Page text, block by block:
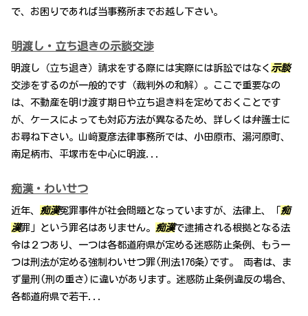
で、お困りであれば当事務所までお越し下さい。
明渡し・立ち退きの示談交渉
明渡し（立ち退き）請求をする際には実際には訴訟ではなく 示談
交渉をするのが一般的です（裁判外の和解）。ここで重要なの
は、不動産を明け渡す期日や立ち退き料を定めておくことです
が、ケースによっても対応方法が異なるため、詳しくは弁護士に
お尋ね下さい。山﨑夏彦法律事務所では、小田原市、湯河原町、
南足柄市、平塚市を中心に明渡...
痴漢・わいせつ
近年、 痴漢冤罪事件が社会問題となっていますが、法律上、「 痴
漢罪」という罪名はありません。 痴漢で逮捕される根拠となる法
令は２つあり、一つは各都道府県が定める迷惑防止条例、もう一
つは刑法が定める強制わいせつ罪(刑法176条)です。 両者は、ま
ず量刑(刑の重さ)に違いがあります。迷惑防止条例違反の場合、
各都道府県で若干...